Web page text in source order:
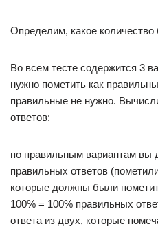
Определим, какое
Во всем тесте содержится 3
нужно пометить как
правильные не нужно.
ответов:
по правильным вариантам вы
правильных ответов
которые должны были
100% = 100% правильных
ответа из двух, которые